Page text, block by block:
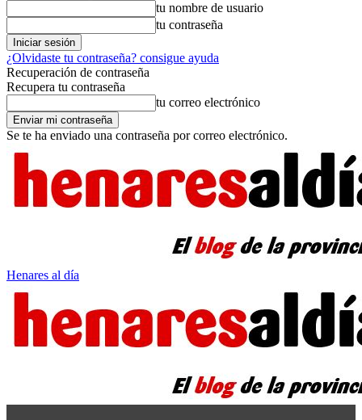
tu nombre de usuario
tu contraseña
¿Olvidaste tu contraseña? consigue ayuda
Recuperación de contraseña
Recupera tu contraseña
tu correo electrónico
Se te ha enviado una contraseña por correo electrónico.
Henares al día